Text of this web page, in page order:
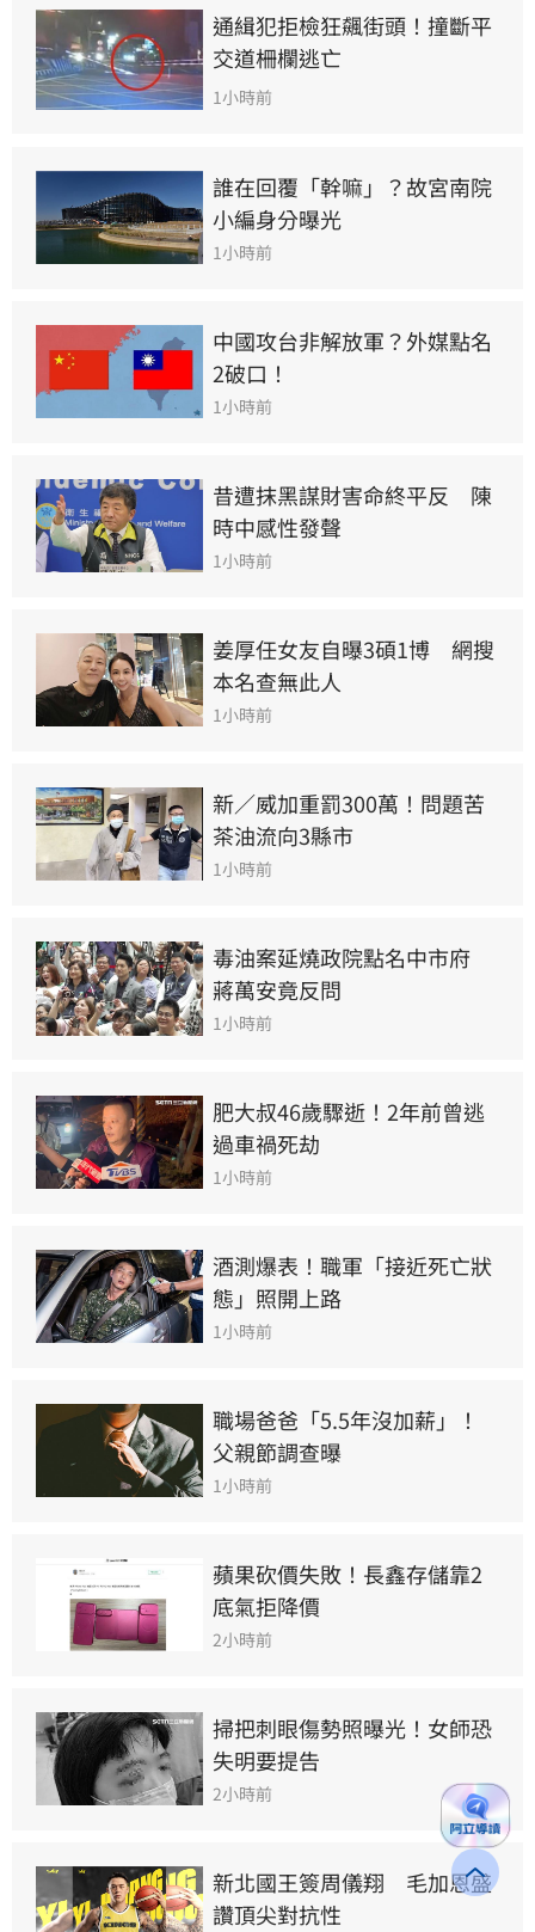
通緝犯拒檢狂飆街頭！撞斷平
交道柵欄逃亡
1小時前
誰在回覆「幹嘛」？故宮南院
小編身分曝光
1小時前
中國攻台非解放軍？外媒點名
2破口！
1小時前
昔遭抹黑謀財害命終平反　陳
時中感性發聲
1小時前
姜厚任女友自曝3碩1博　網搜
本名查無此人
1小時前
新／威加重罰300萬！問題苦
茶油流向3縣市
1小時前
毒油案延燒政院點名中市府
蔣萬安竟反問
1小時前
肥大叔46歲驟逝！2年前曾逃
過車禍死劫
1小時前
酒測爆表！職軍「接近死亡狀
態」照開上路
1小時前
職場爸爸「5.5年沒加薪」！
父親節調查曝
1小時前
蘋果砍價失敗！長鑫存儲靠2
底氣拒降價
2小時前
掃把刺眼傷勢照曝光！女師恐
失明要提告
2小時前
新北國王簽周儀翔　毛加恩盛
讚頂尖對抗性